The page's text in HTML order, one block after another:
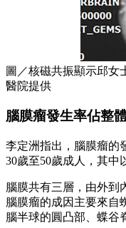
圖／核磁共振顯示邱女
醫院提供
腦膜瘤發生率佔整
李定洲指出，腦膜瘤的
30歲至50歲成人，其中
腦膜共有三層，由外到
腦膜瘤的成因主要來自
腦半球的圓凸部、蝶谷